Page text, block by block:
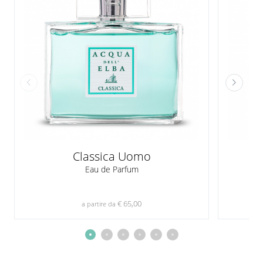
Classica Uomo
Eau de Parfum
a partire da € 65,00